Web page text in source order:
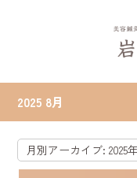
2025 8月
月別アーカイブ:2025